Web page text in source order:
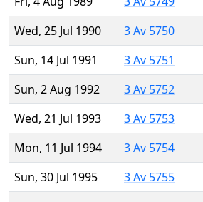
Wed, 25 Jul 1990
3 Av 5750
Sun, 14 Jul 1991
3 Av 5751
Sun, 2 Aug 1992
3 Av 5752
Wed, 21 Jul 1993
3 Av 5753
Mon, 11 Jul 1994
3 Av 5754
Sun, 30 Jul 1995
3 Av 5755